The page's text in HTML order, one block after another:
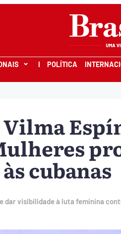
I POLÍTICA
cubanas
dar visibilidade à luta feminina